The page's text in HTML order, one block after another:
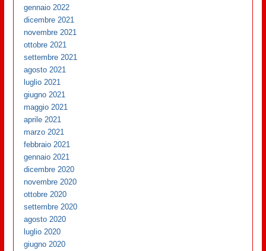
gennaio 2022
dicembre 2021
novembre 2021
ottobre 2021
settembre 2021
agosto 2021
luglio 2021
giugno 2021
maggio 2021
aprile 2021
marzo 2021
febbraio 2021
gennaio 2021
dicembre 2020
novembre 2020
ottobre 2020
settembre 2020
agosto 2020
luglio 2020
giugno 2020